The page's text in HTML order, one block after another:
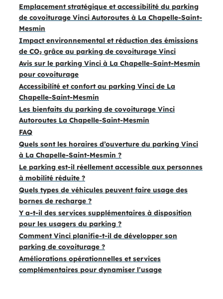
Emplacement stratégique et accessibilité du parking
de covoiturage Vinci Autoroutes à La Chapelle-Saint-
Mesmin
Impact environnemental et réduction des émissions
de CO₂ grâce au parking de covoiturage Vinci
Avis sur le parking Vinci à La Chapelle-Saint-Mesmin
pour covoiturage
Accessibilité et confort au parking Vinci de La
Chapelle-Saint-Mesmin
Les bienfaits du parking de covoiturage Vinci
Autoroutes La Chapelle-Saint-Mesmin
FAQ
Quels sont les horaires d’ouverture du parking Vinci
à La Chapelle-Saint-Mesmin ?
Le parking est-il réellement accessible aux personnes
à mobilité réduite ?
Quels types de véhicules peuvent faire usage des
bornes de recharge ?
Y a-t-il des services supplémentaires à disposition
pour les usagers du parking ?
Comment Vinci planifie-t-il de développer son
parking de covoiturage ?
Améliorations opérationnelles et services
complémentaires pour dynamiser l’usage